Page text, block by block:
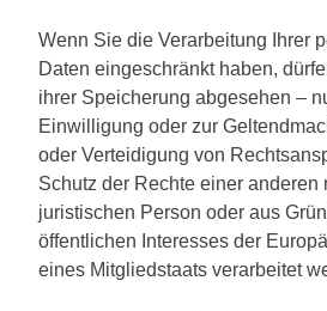
Wenn Sie die Verarbeitung Ihrer
Daten eingeschränkt haben,
ihrer Speicherung abgesehen –
Einwilligung oder zur
oder Verteidigung von
Schutz der Rechte einer anderen
juristischen Person oder aus
öffentlichen Interesses der
eines Mitgliedstaats verarbeitet